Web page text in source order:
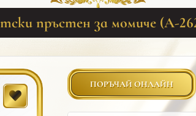
пръстен за момиче (A-
ПОРЪЧАЙ ОНЛАЙН